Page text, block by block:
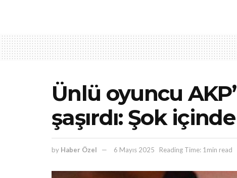
Ünlü oyuncu
şaşırdı: Şok
by Haber Özel 6 Mayıs 2025 Reading Time: 1min read